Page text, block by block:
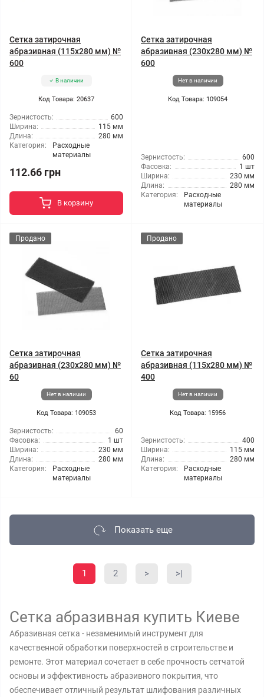
Сетка затирочная
абразивная (115x280 мм) №
600
В наличии
Код Товара: 20637
Зернистость:
600
Ширина:
115 мм
Длина:
280 мм
Категория:
Расходные
материалы
112.66 грн
В корзину
Сетка затирочная
абразивная (230x280 мм) №
600
Нет в наличии
Код Товара: 109054
Зернистость:
600
Фасовка:
1 шт
Ширина:
230 мм
Длина:
280 мм
Категория:
Расходные
материалы
Продано
Сетка затирочная
абразивная (230x280 мм) №
60
Нет в наличии
Код Товара: 109053
Зернистость:
60
Фасовка:
1 шт
Ширина:
230 мм
Длина:
280 мм
Категория:
Расходные
материалы
Продано
Сетка затирочная
абразивная (115x280 мм) №
400
Нет в наличии
Код Товара: 15956
Зернистость:
400
Ширина:
115 мм
Длина:
280 мм
Категория:
Расходные
материалы
Показать еще
1 2 > >|
Сетка абразивная купить Киеве
Абразивная сетка - незаменимый инструмент для
качественной обработки поверхностей в строительстве и
ремонте. Этот материал сочетает в себе прочность сетчатой
основы и эффективность абразивного покрытия, что
обеспечивает отличный результат шлифования различных